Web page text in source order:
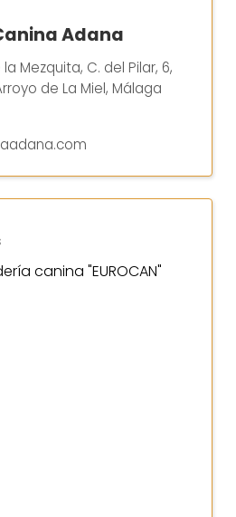
Adana
Mezquita, C. del Pilar, 6,
de La Miel, Málaga